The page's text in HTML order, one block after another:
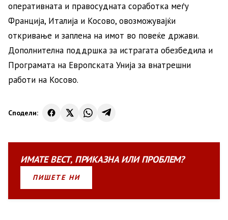
оперативната и правосудната соработка меѓу
Франција, Италија и Косово, овозможувајќи
откривање и заплена на имот во повеќе држави.
Дополнителна поддршка за истрагата обезбедила и
Програмата на Европската Унија за внатрешни
работи на Косово.
Сподели:
ИМАТЕВЕСТ, ПРИКАЗНАИЛИПРОБЛЕМ?
ПИШЕТЕ НИ